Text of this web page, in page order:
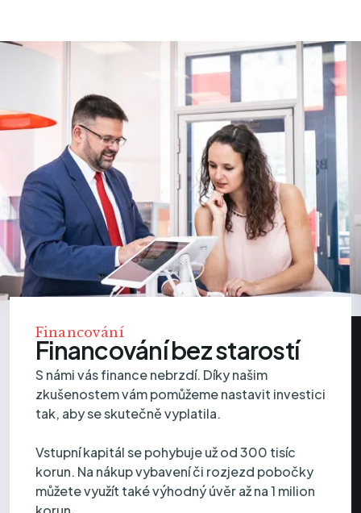
Financování
Financování bez starostí
S námi vás finance nebrzdí. Díky našim
zkušenostem vám pomůžeme nastavit investici
tak, aby se skutečně vyplatila.
Vstupní kapitál se pohybuje už od 300 tisíc
korun. Na nákup vybavení či rozjezd pobočky
můžete využít také výhodný úvěr až na 1 milion